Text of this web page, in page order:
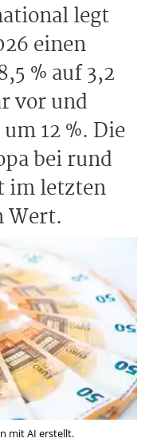
legt
einen
% auf 3,2
vor und
12 %. Die
bei rund
im letzten
Wert.
mit AI erstellt.